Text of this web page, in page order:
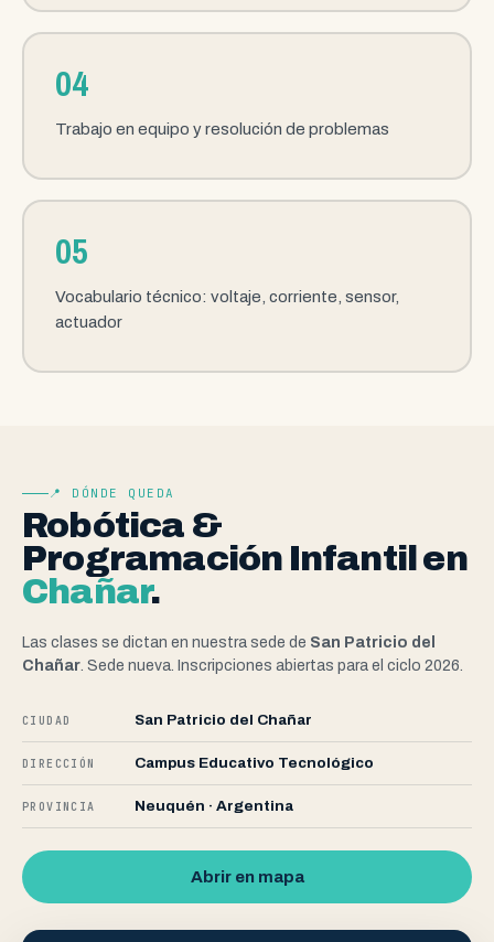
04
Trabajo en equipo y resolución de problemas
05
Vocabulario técnico: voltaje, corriente, sensor,
actuador
📍 DÓNDE QUEDA
Robótica &
Programación Infantil en
Chañar.
Las clases se dictan en nuestra sede de San Patricio del
Chañar. Sede nueva. Inscripciones abiertas para el ciclo 2026.
CIUDAD San Patricio del Chañar
DIRECCIÓN Campus Educativo Tecnológico
PROVINCIA Neuquén · Argentina
Abrir en mapa